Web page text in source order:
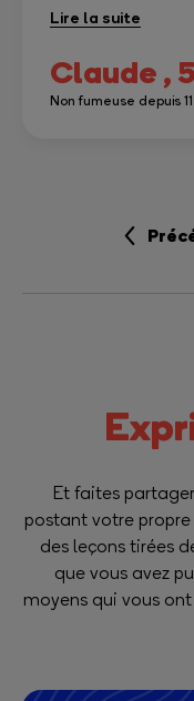
a su s adapter à moi
cigarettes étaient
Génial ... .
Claude ,
Non fumeuse depuis
Et faites
postant votre
des leçons tirées
que vous avez
moyens qui vous